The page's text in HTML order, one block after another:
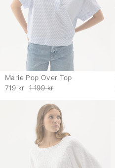
Marie Pop Over Top
719 kr
1 199 kr